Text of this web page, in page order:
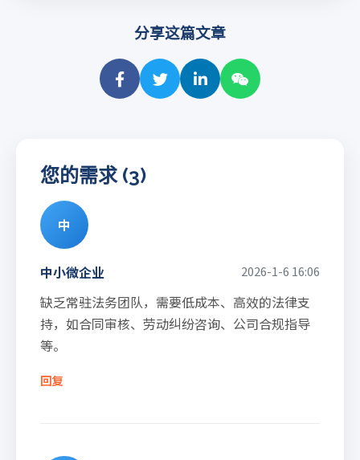
分享这篇文章
您的需求 (3)
中
中小微企业 2026-1-6 16:06
缺乏常驻法务团队，需要低成本、高效的法律支
持，如合同审核、劳动纠纷咨询、公司合规指导
等。
回复